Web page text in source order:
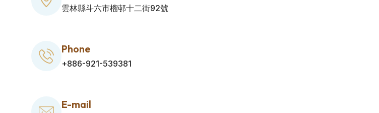
雲林縣斗六市榴邨十二街92號
Phone
+886-921-539381
E-mail